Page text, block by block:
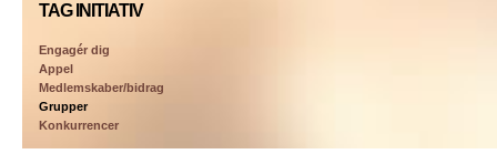
TAG INITIATIV
Engagér dig
Appel
Medlemskaber/bidrag
Grupper
Konkurrencer